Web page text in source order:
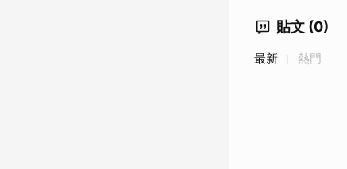
貼文 (0)
最新 熱門